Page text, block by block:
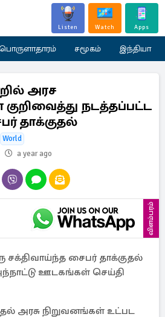
Listen Watch Apps
சமூகம் இந்தியா
அரச
நடத்தப்பட்ட
தாக்குதல்
World
a year ago
விளம்பரம்
சக்திவாய்ந்த சைபர் தாக்குதல்
ஊடகங்கள் செய்தி
அரசு நிறுவனங்கள் உட்பட